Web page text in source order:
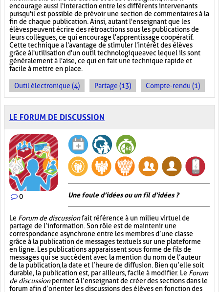
encourage aussi l'interaction entre les différents intervenants
puisqu'il est possible de prévoir une section de commentaires à la
fin de chaque publication. Ainsi, autant l'enseignant que les
élèves peuvent écrire des rétroactions sous les publications de
leurs collègues, ce qui encourage l'apprentissage coopératif.
Cette technique a l'avantage de stimuler l'intérêt des élèves
grâce à l'utilisation d'un outil technologique avec lequel ils sont
généralement à l'aise, ce qui en fait une technique rapide et
facile à mettre en place.
Outil électronique (4) Partage (13) Compte-rendu (1)
LE FORUM DE DISCUSSION
0 Une foule d’idées ou un fil d’idées ?
Le Forum de discussionfait référence à un milieu virtuel de
partage de l’information. Son rôle est de maintenir une
correspondance asynchrone entre les membres d’une classe
grâce à la publication de messages textuels sur une plateforme
en ligne. Les publications apparaissent sous forme de fils de
messages qui se succèdent avec la mention du nom de l’auteur
de la publication, la date et l’heure de diffusion. Bien qu’elle soit
durable, la publication est, par ailleurs, facile à modifier. Le Forum
de discussionpermet à l’enseignant de créer des sections dans le
forum afin d’orienter les discussions des élèves en fonction des